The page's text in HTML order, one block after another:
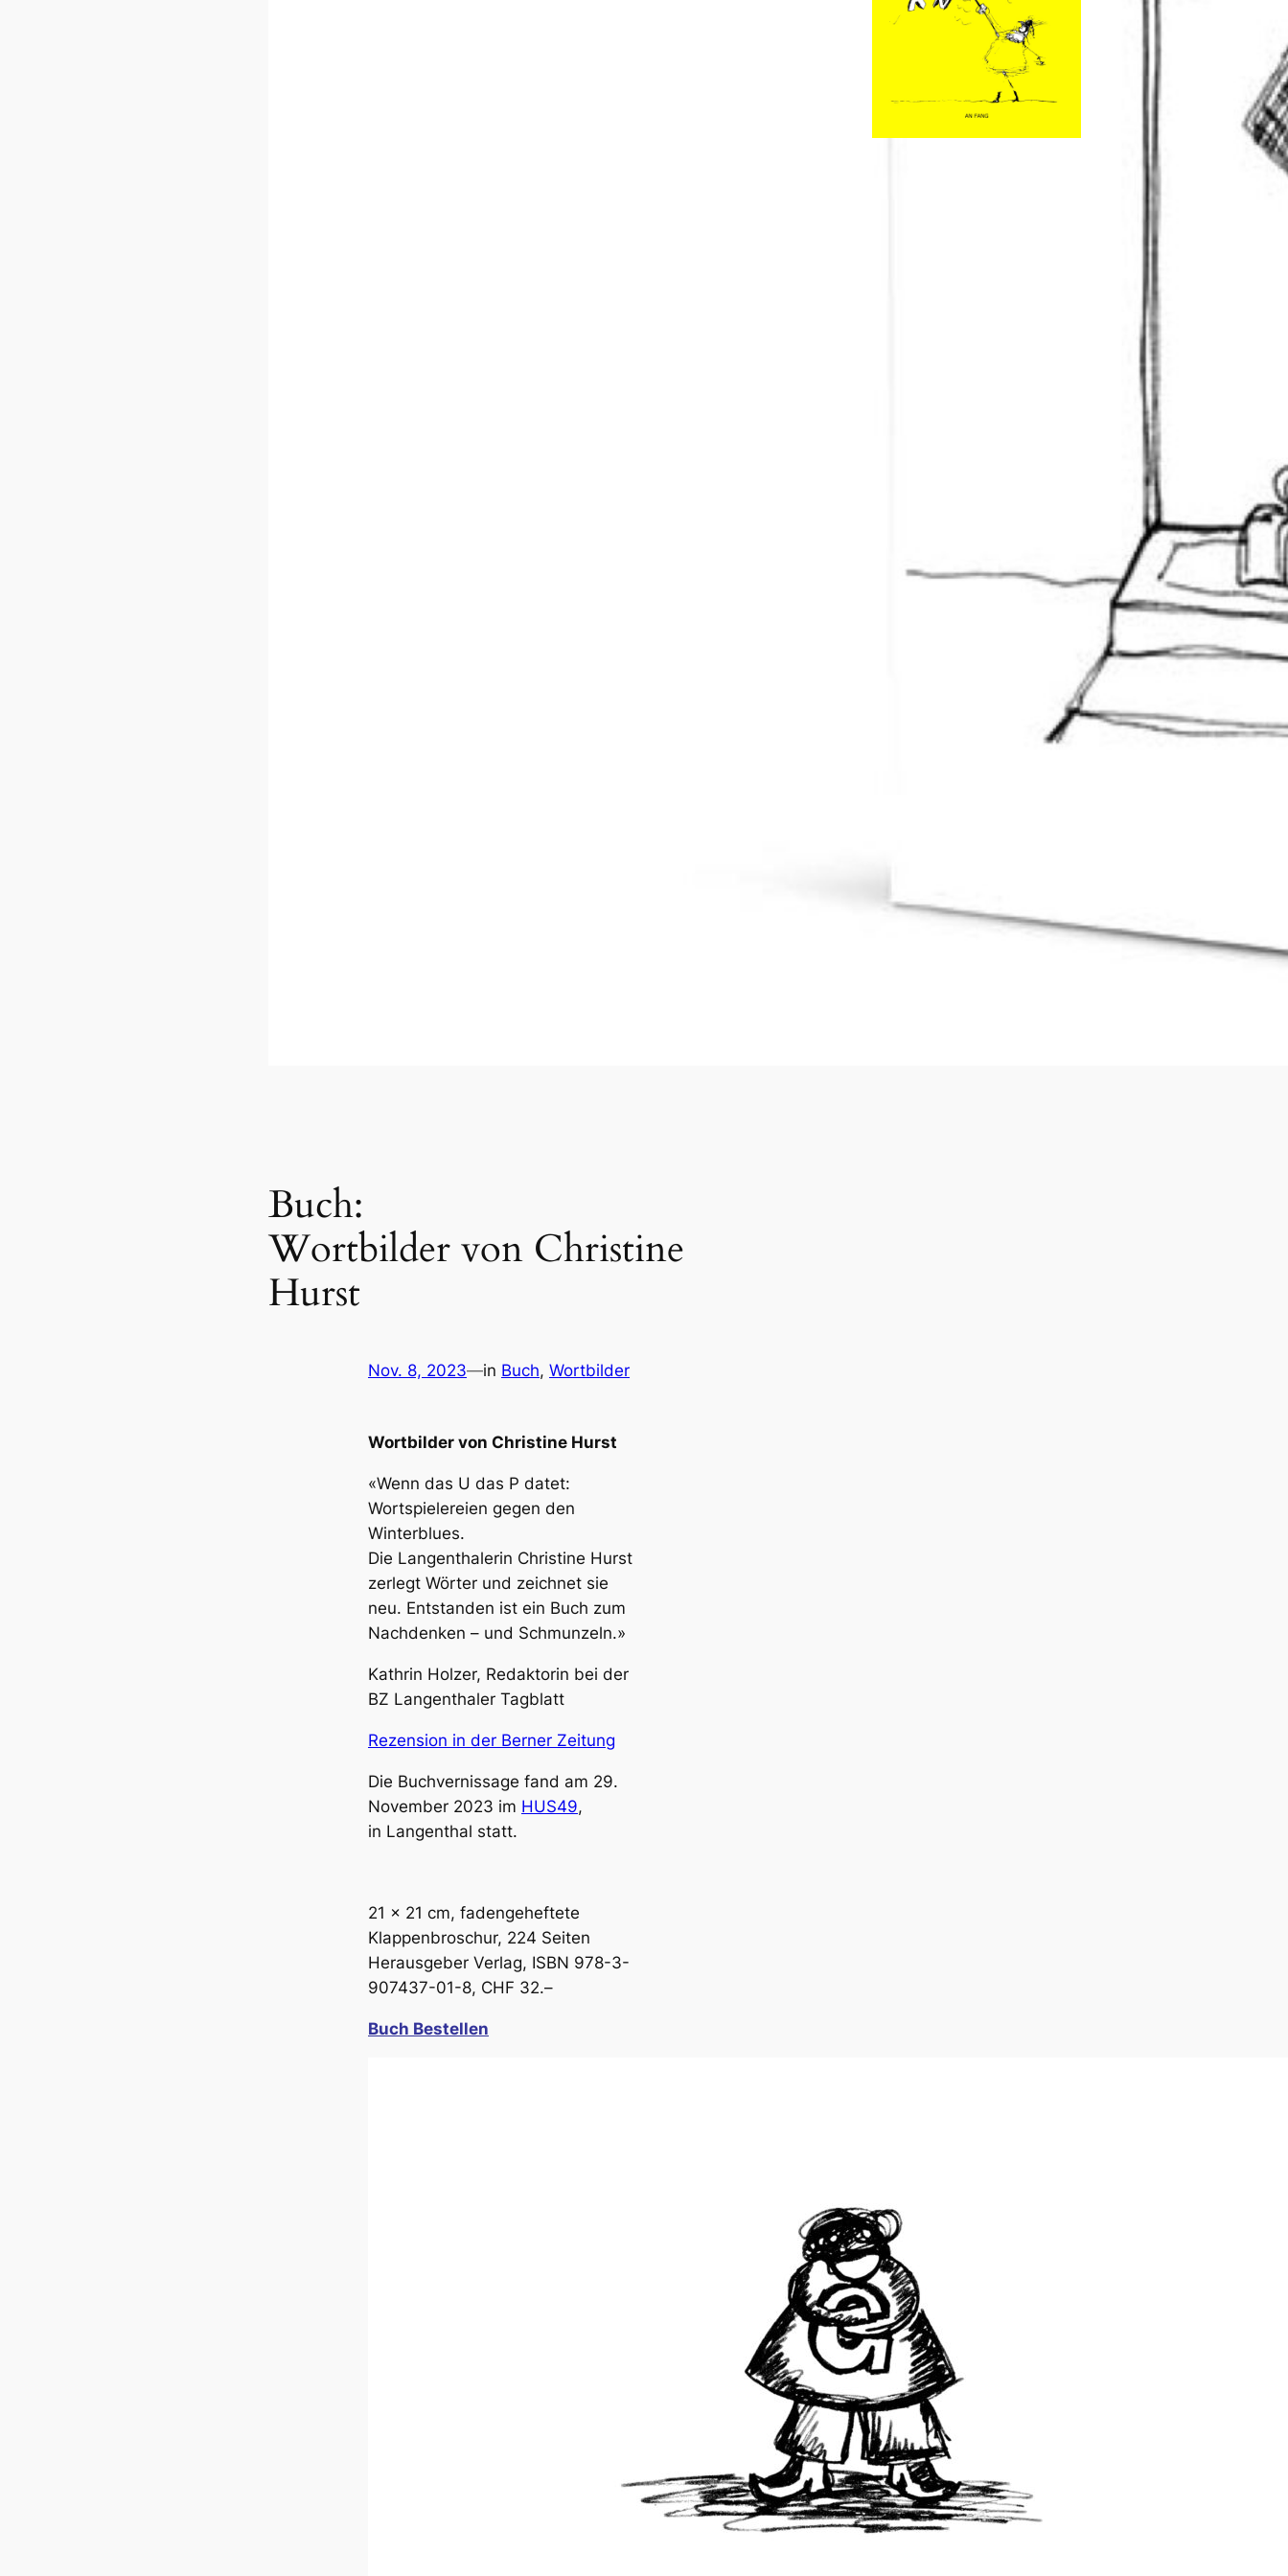
Buch:
Wortbilder von Christine
Hurst
Nov. 8, 2023—in Buch, Wortbilder
Wortbilder von Christine Hurst
«Wenn das U das P datet:
Wortspielereien gegen den
Winterblues.
Die Langenthalerin Christine Hurst
zerlegt Wörter und zeichnet sie
neu. Entstanden ist ein Buch zum
Nachdenken – und Schmunzeln.»
Kathrin Holzer, Redaktorin bei der
BZ Langenthaler Tagblatt
Rezension in der Berner Zeitung
Die Buchvernissage fand am 29.
November 2023 im HUS49,
in Langenthal statt.
21 x 21 cm, fadengeheftete
Klappenbroschur, 224 Seiten
Herausgeber Verlag, ISBN 978-3-
907437-01-8, CHF 32.–
Buch Bestellen